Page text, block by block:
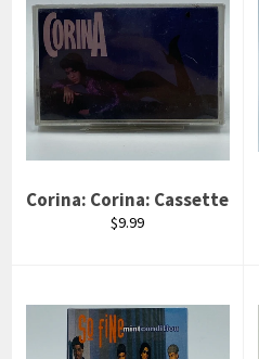
Corina: Corina: Cassette
Prix
$9.99